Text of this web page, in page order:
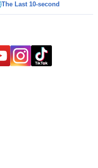
The Last 10-second